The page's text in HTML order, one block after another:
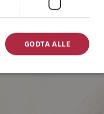
Allerede medlem? Logg inn her »
GODTA ALLE